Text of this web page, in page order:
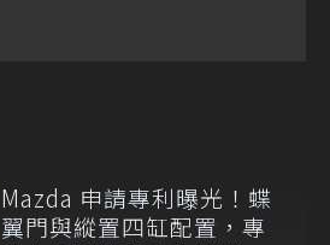
Mazda 申請專利曝光！蝶
翼門與縱置四缸配置，專